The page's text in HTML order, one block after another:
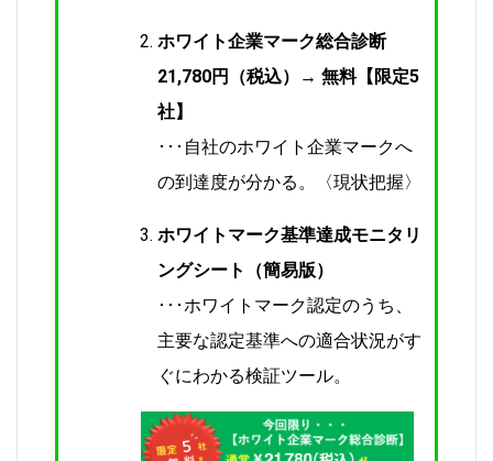
ホワイト企業マーク総合診断
21,780円（税込）→ 無料【限定5
社】
･･･自社のホワイト企業マークへ
の到達度が分かる。〈現状把握〉
ホワイトマーク基準達成モニタリ
ングシート（簡易版）
･･･ホワイトマーク認定のうち、
主要な認定基準への適合状況がす
ぐにわかる検証ツール。